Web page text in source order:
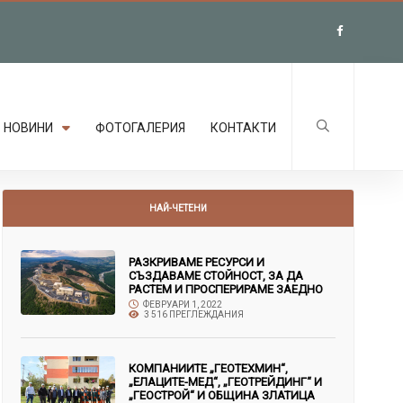
НОВИНИ ФОТОГАЛЕРИЯ КОНТАКТИ
НАЙ-ЧЕТЕНИ
РАЗКРИВАМЕ РЕСУРСИ И
СЪЗДАВАМЕ СТОЙНОСТ, ЗА ДА
РАСТЕМ И ПРОСПЕРИРАМЕ ЗАЕДНО
ФЕВРУАРИ 1, 2022
3 516 ПРЕГЛЕЖДАНИЯ
КОМПАНИИТЕ „ГЕОТЕХМИН“,
„ЕЛАЦИТЕ-МЕД“, „ГЕОТРЕЙДИНГ“ И
„ГЕОСТРОЙ“ И ОБЩИНА ЗЛАТИЦА